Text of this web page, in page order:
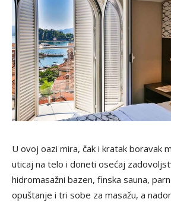
U ovoj oazi mira, čak i kratak boravak
uticaj na telo i doneti osećaj
hidromasažni bazen, finska sauna,
opuštanje i tri sobe za masažu, a